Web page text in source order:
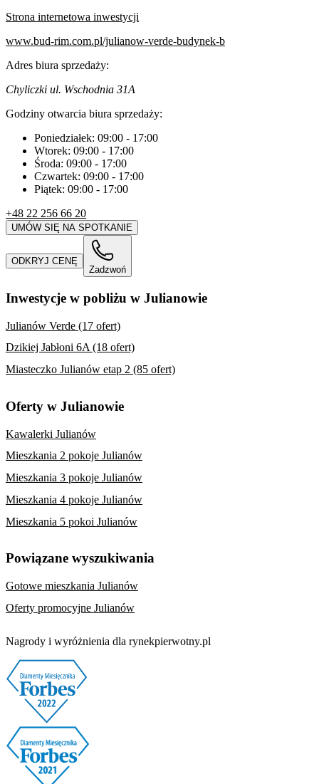
Strona internetowa inwestycji
www.bud-rim.com.pl/julianow-verde-budynek-b
Adres biura sprzedaży:
Chyliczki ul. Wschodnia 31A
Godziny otwarcia biura sprzedaży:
Poniedziałek: 09:00 - 17:00
Wtorek: 09:00 - 17:00
Środa: 09:00 - 17:00
Czwartek: 09:00 - 17:00
Piątek: 09:00 - 17:00
+48 22 256 66 20
UMÓW SIĘ NA SPOTKANIE
ODKRYJ CENĘ
Zadzwoń
Inwestycje w pobliżu w Julianowie
Julianów Verde (17 ofert)
Dzikiej Jabłoni 6A (18 ofert)
Miasteczko Julianów etap 2 (85 ofert)
Oferty w Julianowie
Kawalerki Julianów
Mieszkania 2 pokoje Julianów
Mieszkania 3 pokoje Julianów
Mieszkania 4 pokoje Julianów
Mieszkania 5 pokoi Julianów
Powiązane wyszukiwania
Gotowe mieszkania Julianów
Oferty promocyjne Julianów
Nagrody i wyróżnienia dla rynekpierwotny.pl